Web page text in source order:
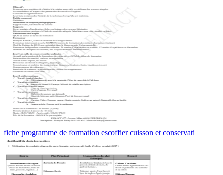
fiche programme de formation escoffier cuisson et conservati